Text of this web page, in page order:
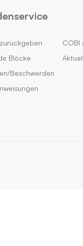
Blöcke
Beschwerden
COBI